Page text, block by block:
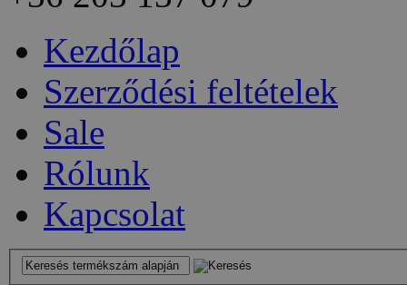
Kezdőlap
Szerződési feltételek
Sale
Rólunk
Kapcsolat